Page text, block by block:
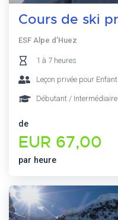
Cours de ski
ESF Alpe d’Huez
1 à 7 heures
Leçon privée pour
Débutant /
de
EUR 67,00
par heure